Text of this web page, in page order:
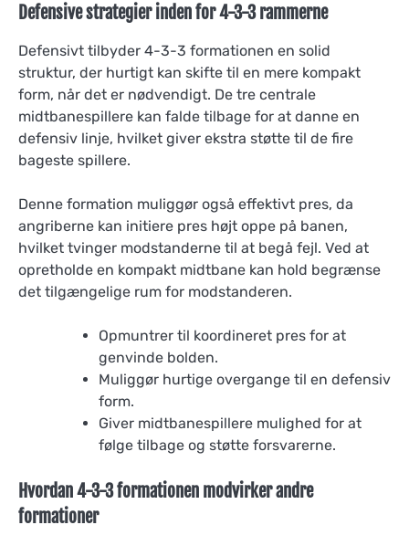
Defensive strategier inden for 4-3-3 rammerne
Defensivt tilbyder 4-3-3 formationen en solid
struktur, der hurtigt kan skifte til en mere kompakt
form, når det er nødvendigt. De tre centrale
midtbanespillere kan falde tilbage for at danne en
defensiv linje, hvilket giver ekstra støtte til de fire
bageste spillere.
Denne formation muliggør også effektivt pres, da
angriberne kan initiere pres højt oppe på banen,
hvilket tvinger modstanderne til at begå fejl. Ved at
opretholde en kompakt midtbane kan hold begrænse
det tilgængelige rum for modstanderen.
Opmuntrer til koordineret pres for at
genvinde bolden.
Muliggør hurtige overgange til en defensiv
form.
Giver midtbanespillere mulighed for at
følge tilbage og støtte forsvarerne.
Hvordan 4-3-3 formationen modvirker andre
formationer